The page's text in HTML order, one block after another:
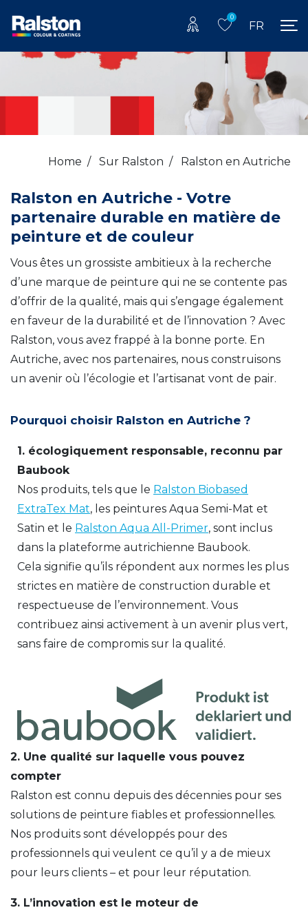
0
FR
Home / Sur Ralston / Ralston en Autriche
Ralston en Autriche - Votre
partenaire durable en matière de
peinture et de couleur
Vous êtes un grossiste ambitieux à la recherche
d’une marque de peinture qui ne se contente pas
d’offrir de la qualité, mais qui s’engage également
en faveur de la durabilité et de l’innovation ? Avec
Ralston, vous avez frappé à la bonne porte. En
Autriche, avec nos partenaires, nous construisons
un avenir où l’écologie et l’artisanat vont de pair.
Pourquoi choisir Ralston en Autriche ?
1. écologiquement responsable, reconnu par
Baubook
Nos produits, tels que le Ralston Biobased
ExtraTex Mat, les peintures Aqua Semi-Mat et
Satin et le Ralston Aqua All-Primer, sont inclus
dans la plateforme autrichienne Baubook.
Cela signifie qu’ils répondent aux normes les plus
strictes en matière de construction durable et
respectueuse de l’environnement. Vous
contribuez ainsi activement à un avenir plus vert,
sans faire de compromis sur la qualité.
2. Une qualité sur laquelle vous pouvez
compter
Ralston est connu depuis des décennies pour ses
solutions de peinture fiables et professionnelles.
Nos produits sont développés pour des
professionnels qui veulent ce qu’il y a de mieux
pour leurs clients – et pour leur réputation.
3. L’innovation est le moteur de